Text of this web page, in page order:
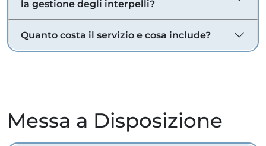
la gestione degli interpelli?
Quanto costa il servizio e cosa include?
Messa a Disposizione